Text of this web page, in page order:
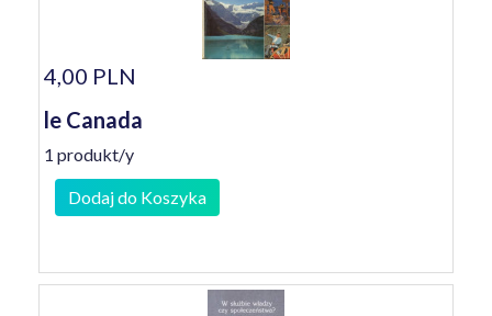
4,00 PLN
le Canada
1 produkt/y
Dodaj do Koszyka